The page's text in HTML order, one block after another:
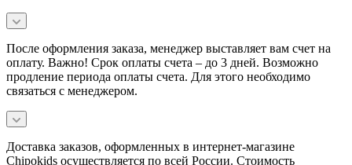
После оформления заказа, менеджер выставляет вам счет на
оплату. Важно! Срок оплаты счета – до 3 дней. Возможно
продление периода оплаты счета. Для этого необходимо
связаться с менеджером.
Доставка заказов, оформленных в интернет-магазине
Chipokids осуществляется по всей России. Стоимость